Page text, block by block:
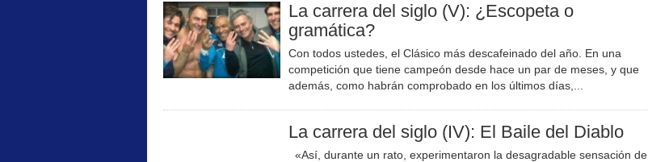
La carrera del siglo (V): ¿Escopeta o
gramática?
Con todos ustedes, el Clásico más descafeinado del año. En una
competición que tiene campeón desde hace un par de meses, y que
además, como habrán comprobado en los últimos días,...
La carrera del siglo (IV): El Baile del Diablo
«Así, durante un rato, experimentaron la desagradable sensación de